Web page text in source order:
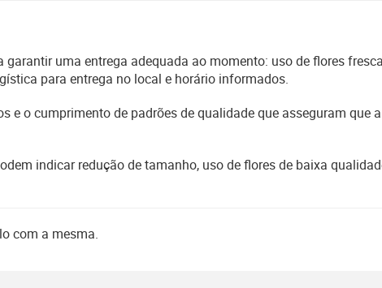
uma entrega adequada ao momento: uso de flores
para entrega no local e horário informados.
o cumprimento de padrões de qualidade que asseguram que
indicar redução de tamanho, uso de flores de baixa
com a mesma.